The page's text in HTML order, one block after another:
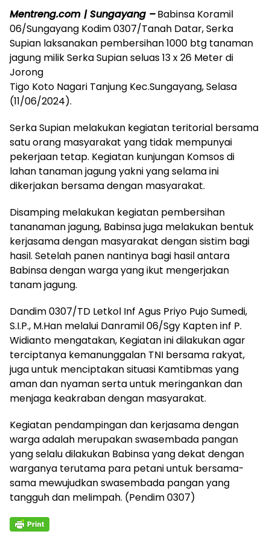
Mentreng.com | Sungayang –Babinsa Koramil
06/Sungayang Kodim 0307/Tanah Datar, Serka
Supian laksanakan pembersihan 1000 btg tanaman
jagung milik Serka Supian seluas 13 x 26 Meter di
Jorong
Tigo Koto Nagari Tanjung Kec.Sungayang, Selasa
(11/06/2024).
Serka Supian melakukan kegiatan teritorial bersama
satu orang masyarakat yang tidak mempunyai
pekerjaan tetap. Kegiatan kunjungan Komsos di
lahan tanaman jagung yakni yang selama ini
dikerjakan bersama dengan masyarakat.
Disamping melakukan kegiatan pembersihan
tananaman jagung, Babinsa juga melakukan bentuk
kerjasama dengan masyarakat dengan sistim bagi
hasil. Setelah panen nantinya bagi hasil antara
Babinsa dengan warga yang ikut mengerjakan
tanam jagung.
Dandim 0307/TD Letkol Inf Agus Priyo Pujo Sumedi,
S.I.P., M.Han melalui Danramil 06/Sgy Kapten inf P.
Widianto mengatakan, Kegiatan ini dilakukan agar
terciptanya kemanunggalan TNI bersama rakyat,
juga untuk menciptakan situasi Kamtibmas yang
aman dan nyaman serta untuk meringankan dan
menjaga keakraban dengan masyarakat.
Kegiatan pendampingan dan kerjasama dengan
warga adalah merupakan swasembada pangan
yang selalu dilakukan Babinsa yang dekat dengan
warganya terutama para petani untuk bersama-
sama mewujudkan swasembada pangan yang
tangguh dan melimpah. (Pendim 0307)